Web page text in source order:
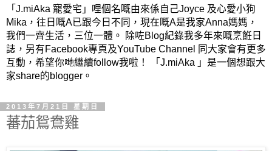
「J.miAka 寵愛宅」哩個名嘅由來係自己Joyce 及心愛小狗
Mika，往日嘅A已跟今日不同，現在嘅A是我家Anna媽媽，
我們一齊生活，三位一體。 除咗Blog紀錄我多年來嘅烹餁日
誌，另有Facebook專頁及YouTube Channel 同大家會有更多
互動，希望你哋繼續follow我啦！ 「J.miAka 」是一個想跟大
家share的blogger。
2013年7月21日 星期日
蕃茄鴛鴦雞